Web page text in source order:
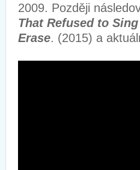
2009. Později
That Refused to
Erase. (2015) a